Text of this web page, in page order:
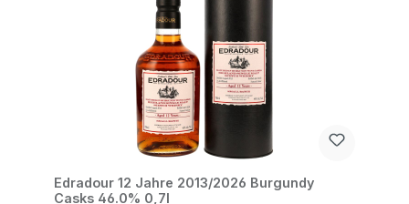
Edradour 12 Jahre 2013/2026 Burgundy
Casks 46.0% 0,7l